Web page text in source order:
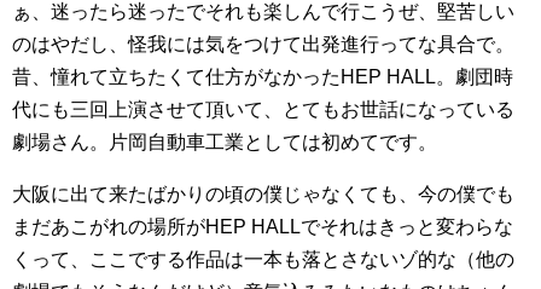
ぁ、迷ったら迷ったでそれも楽しんで行こうぜ、堅苦しい
のはやだし、怪我には気をつけて出発進行ってな具合で。
昔、憧れて立ちたくて仕方がなかったHEP HALL。劇団時
代にも三回上演させて頂いて、とてもお世話になっている
劇場さん。片岡自動車工業としては初めてです。
大阪に出て来たばかりの頃の僕じゃなくても、今の僕でも
まだあこがれの場所がHEP HALLでそれはきっと変わらな
くって、ここでする作品は一本も落とさないゾ的な（他の